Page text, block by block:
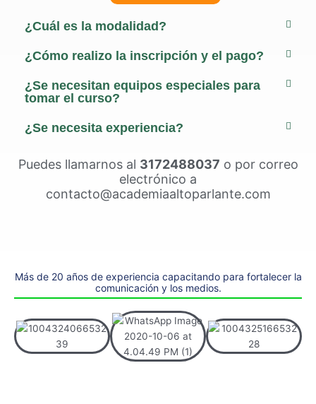
¿Cuál es la modalidad?
¿Cómo realizo la inscripción y el pago?
¿Se necesitan equipos especiales para
tomar el curso?
¿Se necesita experiencia?
Puedes llamarnos al 3172488037 o por correo
electrónico a
contacto@academiaaltoparlante.com
Más de 20 años de experiencia capacitando para fortalecer la
comunicación y los medios.